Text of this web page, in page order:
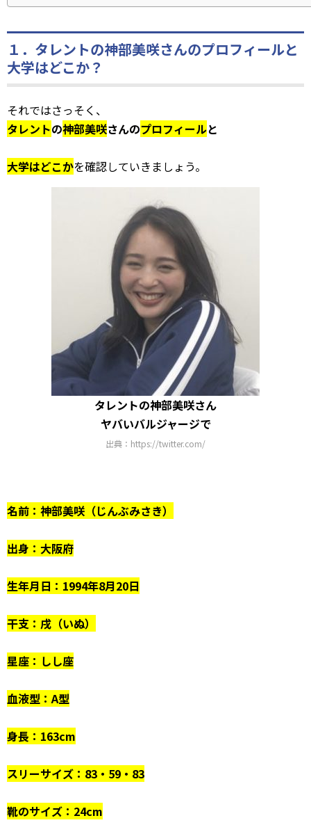
１．タレントの神部美咲さんのプロフィールと
大学はどこか？
それではさっそく、
タレントの神部美咲さんのプロフィールと
大学はどこかを確認していきましょう。
タレントの神部美咲さん
ヤバいバルジャージで
出典：https://twitter.com/
名前：神部美咲（じんぶみさき）
出身：大阪府
生年月日：1994年8月20日
干支：戌（いぬ）
星座：しし座
血液型：A型
身長：163cm
スリーサイズ：83・59・83
靴のサイズ：24cm